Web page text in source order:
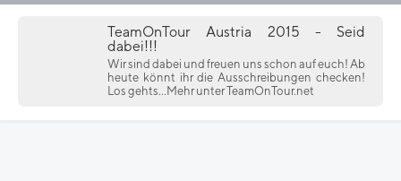
TeamOnTour Austria 2015 - Seid
dabei!!!
Wir sind dabei und freuen uns schon auf euch! Ab
heute könnt ihr die Ausschreibungen checken!
Los gehts...Mehr unter TeamOnTour.net